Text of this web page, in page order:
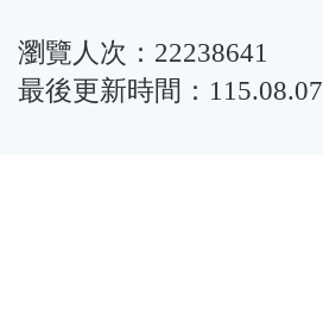
瀏覽人次：22238641
最後更新時間：115.08.07